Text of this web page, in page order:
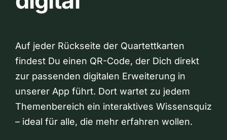
Auf jeder Rückseite der Quartettkarten
findest Du einen QR-Code, der Dich direkt
zur passenden digitalen Erweiterung in
unserer App führt. Dort wartet zu jedem
Themenbereich ein interaktives Wissensquiz
– ideal für alle, die mehr erfahren wollen.